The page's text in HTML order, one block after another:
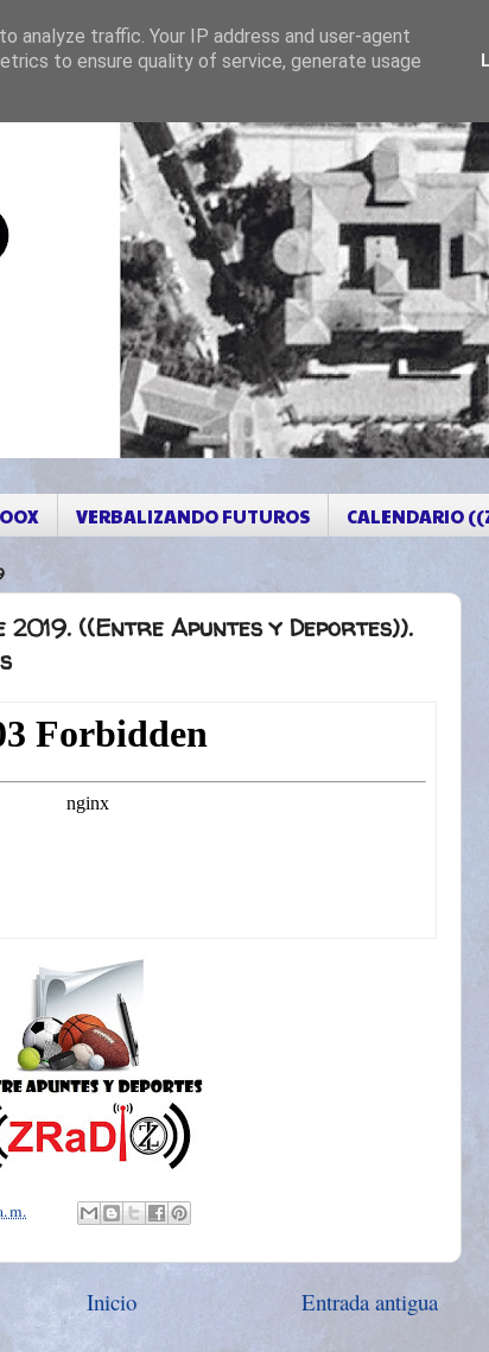
VERBALIZANDO FUTUROS CALENDARIO
2019. ((Entre Apuntes y Deportes)).
m.
Entrada antigua
Inicio
analyze traffic. Your IP address and user-agent
to ensure quality of service, generate usage